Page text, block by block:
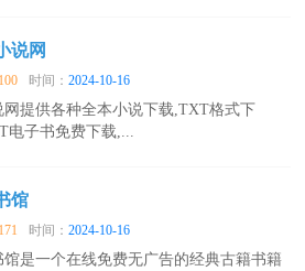
说网
100 时间：2024-10-16
网提供各种全本小说下载,TXT格式下
电子书免费下载,...
馆
171 时间：2024-10-16
馆是一个在线免费无广告的经典古籍书籍